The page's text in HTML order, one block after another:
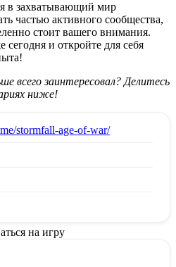
в захватывающий мир
частью активного сообщества,
стоит вашего внимания.
и откройте для себя
всего заинтересовал? Делитесь
ниже!
stormfall-age-of-war/
на игру